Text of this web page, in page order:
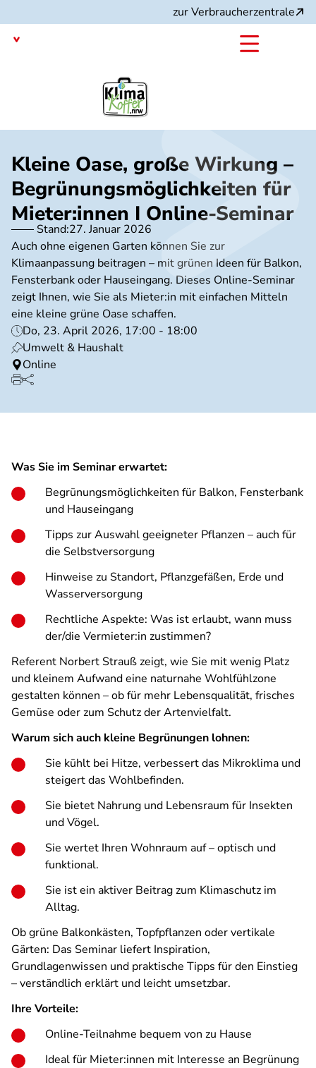
zum
Inhalt
zur Verbraucherzentrale
Kleine Oase, große Wirkung –
Begrünungsmöglichkeiten für
Mieter:innen I Online-Seminar
Stand:27. Januar 2026
Auch ohne eigenen Garten können Sie zur
Klimaanpassung beitragen – mit grünen Ideen für Balkon,
Fensterbank oder Hauseingang. Dieses Online-Seminar
zeigt Ihnen, wie Sie als Mieter:in mit einfachen Mitteln
eine kleine grüne Oase schaffen.
Do, 23. April 2026, 17:00 - 18:00
Umwelt & Haushalt
Online
Was Sie im Seminar erwartet:
Begrünungsmöglichkeiten für Balkon, Fensterbank
und Hauseingang
Tipps zur Auswahl geeigneter Pflanzen – auch für
die Selbstversorgung
Hinweise zu Standort, Pflanzgefäßen, Erde und
Wasserversorgung
Rechtliche Aspekte: Was ist erlaubt, wann muss
der/die Vermieter:in zustimmen?
Referent Norbert Strauß zeigt, wie Sie mit wenig Platz
und kleinem Aufwand eine naturnahe Wohlfühlzone
gestalten können – ob für mehr Lebensqualität, frisches
Gemüse oder zum Schutz der Artenvielfalt.
Warum sich auch kleine Begrünungen lohnen:
Sie kühlt bei Hitze, verbessert das Mikroklima und
steigert das Wohlbefinden.
Sie bietet Nahrung und Lebensraum für Insekten
und Vögel.
Sie wertet Ihren Wohnraum auf – optisch und
funktional.
Sie ist ein aktiver Beitrag zum Klimaschutz im
Alltag.
Ob grüne Balkonkästen, Topfpflanzen oder vertikale
Gärten: Das Seminar liefert Inspiration,
Grundlagenwissen und praktische Tipps für den Einstieg
– verständlich erklärt und leicht umsetzbar.
Ihre Vorteile:
Online-Teilnahme bequem von zu Hause
Ideal für Mieter:innen mit Interesse an Begrünung